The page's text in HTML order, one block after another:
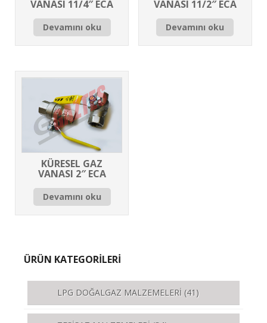
VANASI 11/4″ ECA
Devamını oku
VANASI 11/2″ ECA
Devamını oku
KÜRESEL GAZ
VANASI 2″ ECA
Devamını oku
ÜRÜN KATEGORİLERİ
LPG DOĞALGAZ MALZEMELERİ (41)